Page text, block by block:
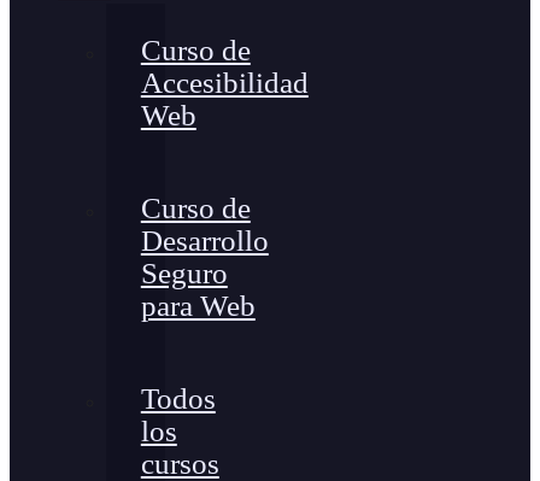
Curso de
Accesibilidad
Web
Curso de
Desarrollo
Seguro
para Web
Todos
los
cursos